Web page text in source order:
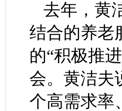
去年，黄
结合的养老
的“积极推
会。黄洁夫
个高需求率